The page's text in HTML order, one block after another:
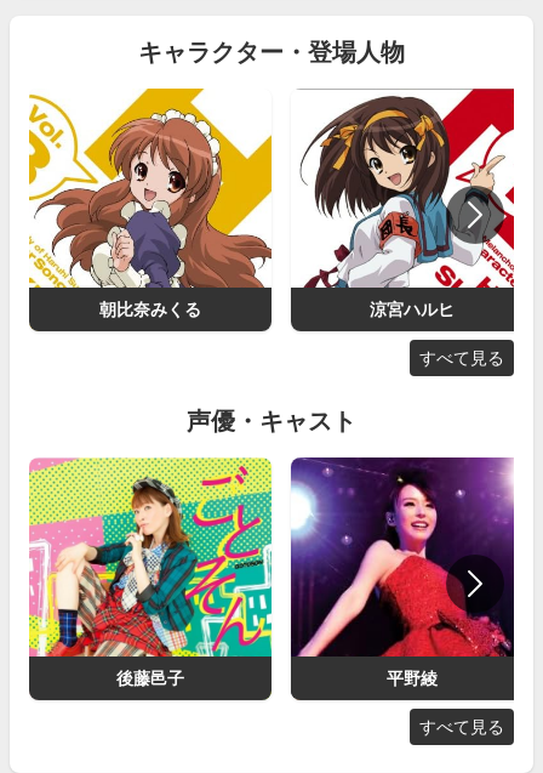
キャラクター・登場人物
朝比奈みくる 涼宮ハルヒ
すべて見る
声優・キャスト
後藤邑子 平野綾
すべて見る